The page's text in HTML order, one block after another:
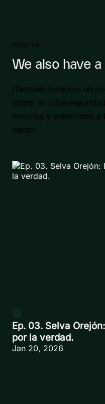
PODCAST
We also have
¡También tenemos un
último en
historias y entrevistas
sector.
Ep. 03. Selva
por la verdad.
Jan 20, 2026